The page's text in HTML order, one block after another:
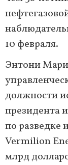
10 февраля.
Энтони
должности
президента
по разведке
Vermilion
млрд